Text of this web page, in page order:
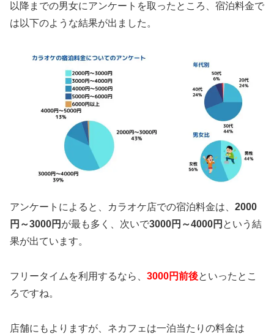
以降までの男女にアンケートを取ったところ、宿泊料金で
は以下のような結果が出ました。
アンケートによると、カラオケ店での宿泊料金は、 2000
円～3000円 が最も多く、次いで3000円～4000円 という結
果が出ています。
フリータイムを利用するなら、 3000円前後といったとこ
ろですね。
店舗にもよりますが、ネカフェは一泊当たりの料金は